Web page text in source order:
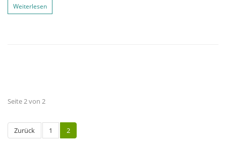
Weiterlesen
Seite 2 von 2
Zurück 1 2